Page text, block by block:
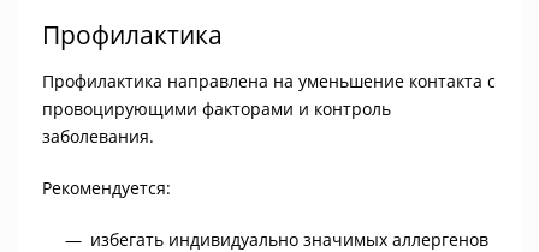
Профилактика
Профилактика направлена на уменьшение контакта с
провоцирующими факторами и контроль
заболевания.
Рекомендуется:
избегать индивидуально значимых аллергенов